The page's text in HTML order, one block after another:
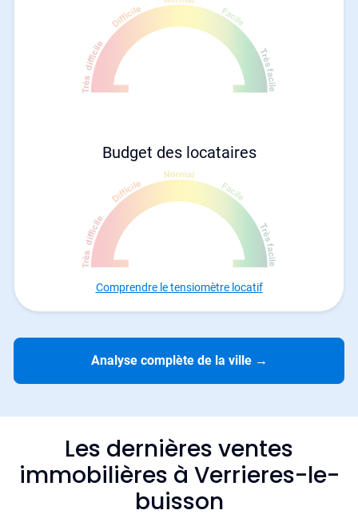
Budget des locataires
Comprendre le tensiomètre locatif
Analyse complète de la ville →
Les dernières ventes
immobilières à Verrieres-le-
buisson